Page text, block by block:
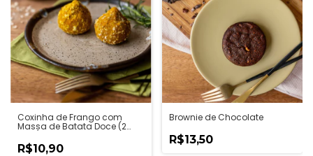
Coxinha de Frango com
Massa de Batata Doce (2
R$10,90
Brownie de Chocolate
R$13,50